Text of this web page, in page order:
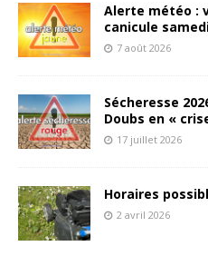
Alerte météo :
canicule
7 août 2026
Sécheresse
Doubs en «
17 juillet 2026
Horaires
2 avril 2026